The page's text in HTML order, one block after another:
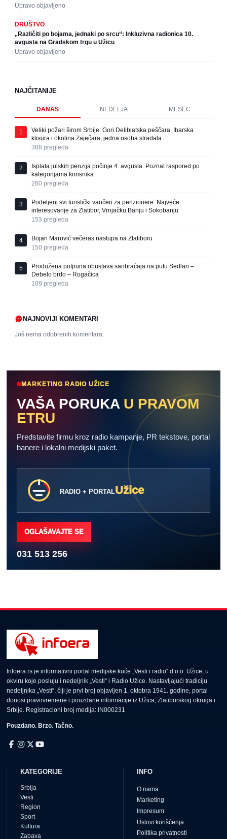
Upravo objavljeno
DRUŠTVO
„Različiti po bojama, jednaki po srcu“: Inkluzivna radionica 10.
avgusta na Gradskom trgu u Užicu
Upravo objavljeno
NAJČITANIJE
DANAS NEDELJA MESEC
1
Veliki požari širom Srbije: Gori Deliblatska peščara, Ibarska
klisura i okolina Zaječara, jedna osoba stradala
388 pregleda
2
Isplata julskih penzija počinje 4. avgusta: Poznat raspored po
kategorijama korisnika
260 pregleda
3
Podeljeni svi turistički vaučeri za penzionere: Najveće
interesovanje za Zlatibor, Vrnjačku Banju i Sokobanju
153 pregleda
4
Bojan Marović večeras nastupa na Zlatiboru
150 pregleda
5
Produžena potpuna obustava saobraćaja na putu Sedlari –
Debelo brdo – Rogačica
109 pregleda
NAJNOVIJI KOMENTARI
Još nema odobrenih komentara.
MARKETING RADIO UŽICE
VAŠA PORUKA U PRAVOM
ETRU
Predstavite firmu kroz radio kampanje, PR tekstove, portal
banere i lokalni medijski paket.
RADIO + PORTALUžice
OGLAŠAVAJTE SE
031 513 256
Infoera.rs je informativni portal medijske kuće „Vesti i radio“ d.o.o. Užice, u
okviru koje posluju i nedeljnik „Vesti“ i Radio Užice. Nastavljajući tradiciju
nedeljnika „Vesti“, čiji je prvi broj objavljen 1. oktobra 1941. godine, portal
donosi pravovremene i pouzdane informacije iz Užica, Zlatiborskog okruga i
Srbije. Registracioni broj medija: IN000231
Pouzdano. Brzo. Tačno.
KATEGORIJE
Srbija
Vesti
Region
Sport
Kultura
Zabava
INFO
O nama
Marketing
Impresum
Uslovi korišćenja
Politika privatnosti